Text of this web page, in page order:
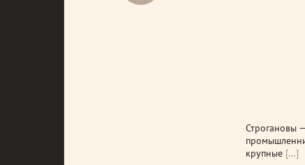
Строгановы
крупные […]